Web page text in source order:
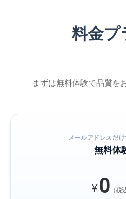
料金プ
まずは無料体験で品質を
メールアドレスだ
無料体
¥0（税